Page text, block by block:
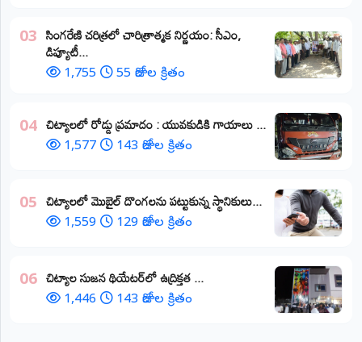
03 ​సింగరేణి చరిత్రలో చారిత్రాత్మక నిర్ణయం: సీఎం,
డిప్యూటీ...
1,755 55 రోజుల క్రితం
04 చిట్యాలలో రోడ్డు ప్రమాదం : యువకుడికి గాయాలు ​...
1,577 143 రోజుల క్రితం
05 చిట్యాలలో మొబైల్ దొంగలను పట్టుకున్న స్థానికులు...
1,559 129 రోజుల క్రితం
06 చిట్యాల సుజన థియేటర్‌లో ఉద్రిక్తత ...
1,446 143 రోజుల క్రితం